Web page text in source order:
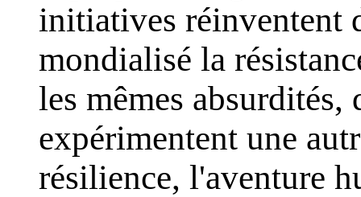
initiatives réinventent
mondialisé la
les mêmes absurdités,
expérimentent une
résilience, l'aventure